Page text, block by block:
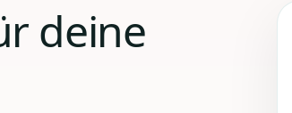
deine